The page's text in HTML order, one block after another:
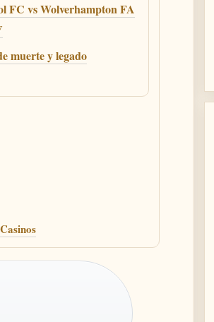
FC vs Wolverhampton FA
muerte y legado